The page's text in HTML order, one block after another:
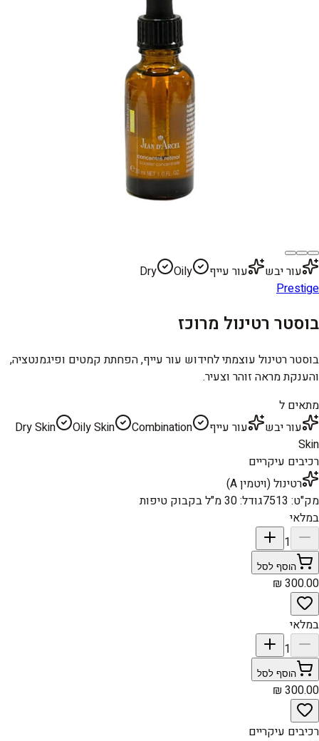
עור יבש עור עייף Dry
Oily
Prestige
בוסטר רטינול מרוכז
בוסטר רטינול עוצמתי לחידוש עור עייף, הפחתת קמטים ופיגמנטציה,
והענקת מראה זוהר וצעיר.
מתאים ל
עור יבש
עור עייף Dry Skin Oily Skin
Combination
Skin
רכיבים עיקריים
רטינול (ויטמין A)
מק"ט:
7513גודל:30 מ"ל בקבוק טיפות
במלאי
1
הוסף לסל
במלאי
1
הוסף לסל
רכיבים עיקריים